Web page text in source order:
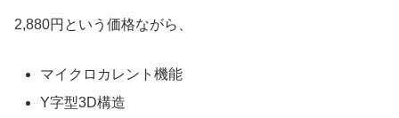
2,880円という価格ながら、
マイクロカレント機能
Y字型3D構造